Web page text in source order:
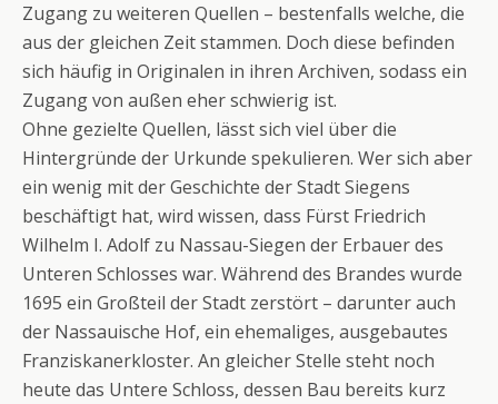
Zugang zu weiteren Quellen – bestenfalls welche, die
aus der gleichen Zeit stammen. Doch diese befinden
sich häufig in Originalen in ihren Archiven, sodass ein
Zugang von außen eher schwierig ist.
Ohne gezielte Quellen, lässt sich viel über die
Hintergründe der Urkunde spekulieren. Wer sich aber
ein wenig mit der Geschichte der Stadt Siegens
beschäftigt hat, wird wissen, dass Fürst Friedrich
Wilhelm I. Adolf zu Nassau-Siegen der Erbauer des
Unteren Schlosses war. Während des Brandes wurde
1695 ein Großteil der Stadt zerstört – darunter auch
der Nassauische Hof, ein ehemaliges, ausgebautes
Franziskanerkloster. An gleicher Stelle steht noch
heute das Untere Schloss, dessen Bau bereits kurz